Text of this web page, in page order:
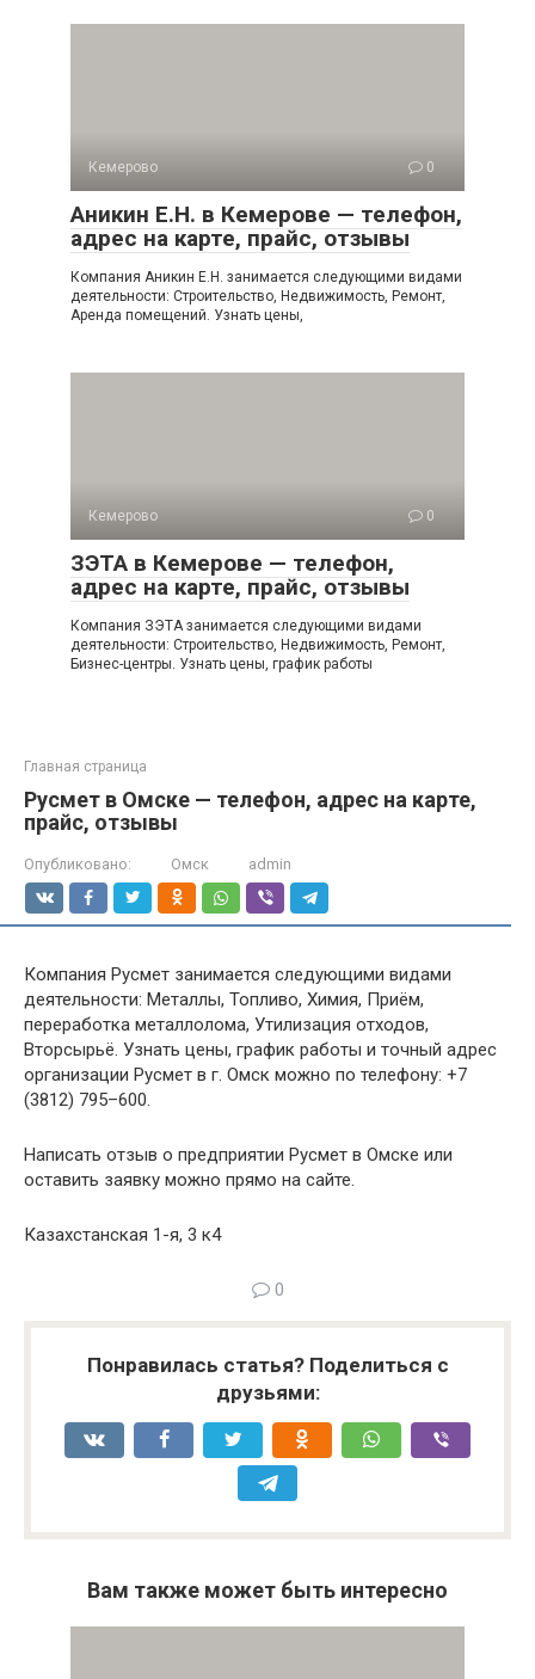
Кемерово 0
Аникин Е.Н. в Кемерове — телефон,
адрес на карте, прайс, отзывы
Компания Аникин Е.Н. занимается следующими видами
деятельности: Строительство, Недвижимость, Ремонт,
Аренда помещений. Узнать цены,
Кемерово 0
ЗЭТА в Кемерове — телефон,
адрес на карте, прайс, отзывы
Компания ЗЭТА занимается следующими видами
деятельности: Строительство, Недвижимость, Ремонт,
Бизнес-центры. Узнать цены, график работы
Главная страница
Русмет в Омске — телефон, адрес на карте,
прайс, отзывы
Опубликовано: Омск admin
Компания Русмет занимается следующими видами
деятельности: Металлы, Топливо, Химия, Приём,
переработка металлолома, Утилизация отходов,
Вторсырьё. Узнать цены, график работы и точный адрес
организации Русмет в г. Омск можно по телефону: +7
(3812) 795–600.
Написать отзыв о предприятии Русмет в Омске или
оставить заявку можно прямо на сайте.
Казахстанская 1-я, 3 к4
0
Понравилась статья? Поделиться с
друзьями:
Вам также может быть интересно